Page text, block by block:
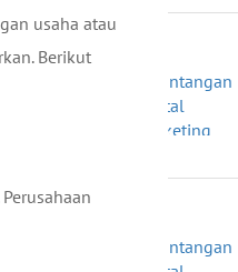
usaha atau
Berikut